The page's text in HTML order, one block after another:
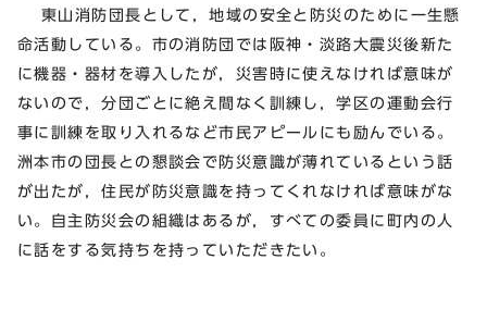
東山消防団長として，地域の安全と防災のために一生懸
命活動している。市の消防団では阪神・淡路大震災後新た
に機器・器材を導入したが，災害時に使えなければ意味が
ないので，分団ごとに絶え間なく訓練し，学区の運動会行
事に訓練を取り入れるなど市民アピールにも励んでいる。
洲本市の団長との懇談会で防災意識が薄れているという話
が出たが，住民が防災意識を持ってくれなければ意味がな
い。自主防災会の組織はあるが，すべての委員に町内の人
に話をする気持ちを持っていただきたい。